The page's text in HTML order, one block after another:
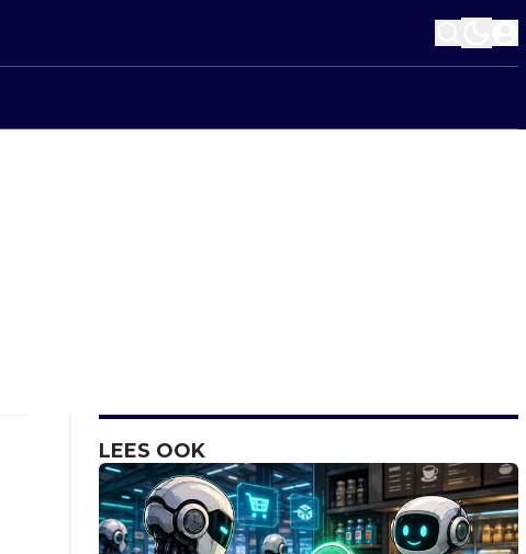
LEES OOK